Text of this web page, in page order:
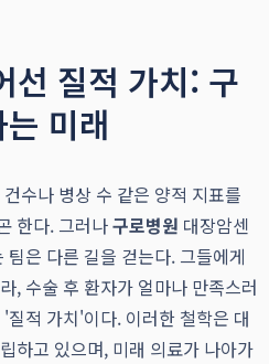
선 질적 가치: 구
미래
수나 병상 수 같은 양적 지표를
한다. 그러나구로병원 대장암센
팀은 다른 길을 걷는다. 그들에게
, 수술 후 환자가 얼마나 만족스러
적 가치'이다. 이러한 철학은 대
하고 있으며, 미래 의료가 나아가